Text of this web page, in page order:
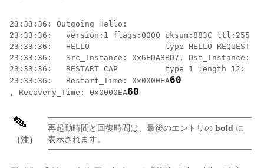
23:33:36: Outgoing Hello:
23:33:36:   version:1 flags:0000 cksum:883C ttl:255
23:33:36:   HELLO                type HELLO REQUEST
23:33:36:   Src_Instance: 0x6EDA8BD7, Dst_Instance:
23:33:36:   RESTART_CAP          type 1 length 12:
23:33:36:   Restart_Time: 0x0000EA60
, Recovery_Time: 0x0000EA60
（注）
再起動時間と回復時間は、最後のエントリの bold に
表示されます。